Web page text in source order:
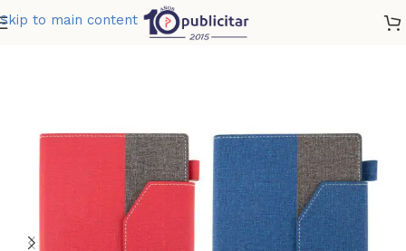
Skip to main content
LIBRETA NEWTON II